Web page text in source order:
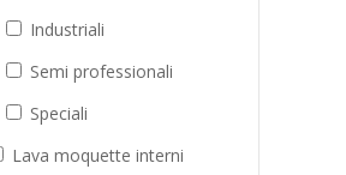
Industriali
Semi professionali
Speciali
Lava moquette interni